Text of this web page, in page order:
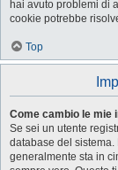
hai avuto problemi di
cookie potrebbe
Top
Come cambio le mie
Se sei un utente
database del
generalmente sta in